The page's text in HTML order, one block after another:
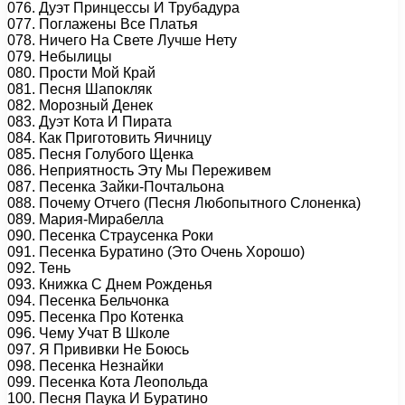
076. Дуэт Принцессы И Трубадура
077. Поглажены Все Платья
078. Ничего На Свете Лучше Нету
079. Небылицы
080. Прости Мой Край
081. Песня Шапокляк
082. Морозный Денек
083. Дуэт Кота И Пирата
084. Как Приготовить Яичницу
085. Песня Голубого Щенка
086. Неприятность Эту Мы Переживем
087. Песенка Зайки-Почтальона
088. Почему Отчего (Песня Любопытного Слоненка)
089. Мария-Мирабелла
090. Песенка Страусенка Роки
091. Песенка Буратино (Это Очень Хорошо)
092. Тень
093. Книжка С Днем Рожденья
094. Песенка Бельчонка
095. Песенка Про Котенка
096. Чему Учат В Школе
097. Я Прививки Не Боюсь
098. Песенка Незнайки
099. Песенка Кота Леопольда
100. Песня Паука И Буратино